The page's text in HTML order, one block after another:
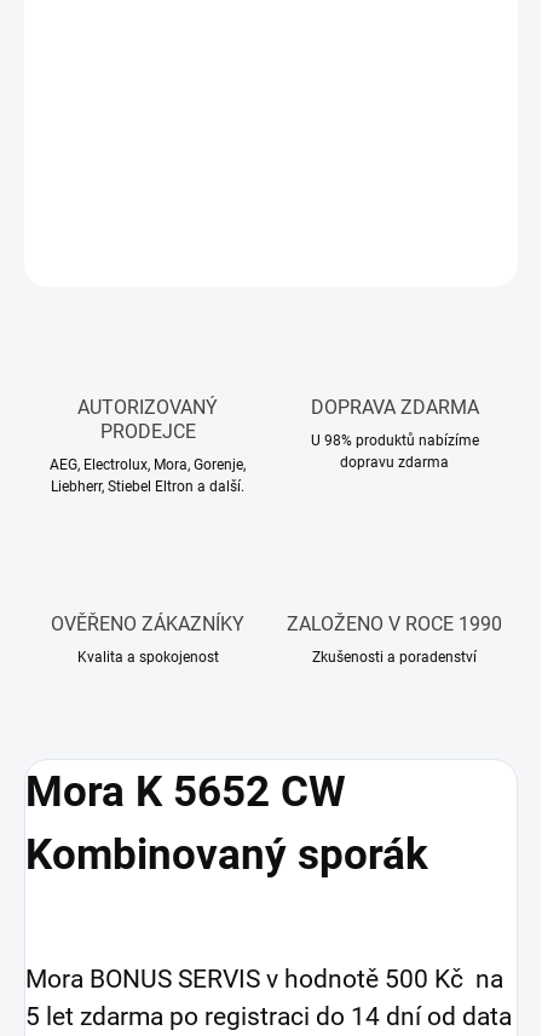
AUTORIZOVANÝ
PRODEJCE
AEG, Electrolux, Mora, Gorenje,
Liebherr, Stiebel Eltron a další.
DOPRAVA ZDARMA
U 98% produktů nabízíme
dopravu zdarma
OVĚŘENO ZÁKAZNÍKY
Kvalita a spokojenost
ZALOŽENO V ROCE 1990
Zkušenosti a poradenství
Mora K 5652 CW
Kombinovaný sporák
Mora BONUS SERVIS v hodnotě 500 Kč na
5 let zdarma po registraci do 14 dní od data